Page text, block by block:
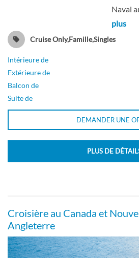
Pont 09
Suite
Naval
plus
Cruise Only,Famille,Singles
Intérieure de
Extérieure de
Balcon de
Suite de
DEMANDER UNE
PLUS DE
Croisière au Canada et
Angleterre